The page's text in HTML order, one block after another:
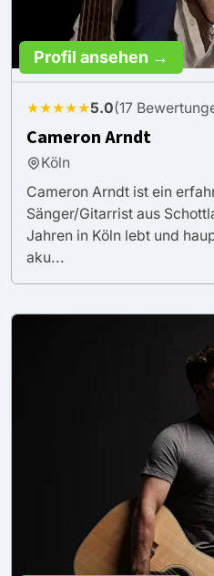
Profil ansehen →
★★★★★5.0(17
Cameron Arndt
Köln
Cameron Arndt ist ein
Sänger/Gitarrist aus
Jahren in Köln lebt und
aku...